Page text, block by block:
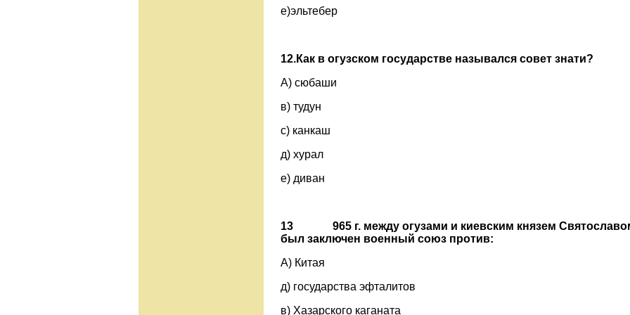
е)эльтебер
12.Как в огузском государстве назывался совет знати?
А) сюбаши
в) тудун
с) канкаш
д) хурал
е) диван
13 965 г. между огузами и киевским князем
был заключен военный союз против:
А) Китая
д) государства эфталитов
в) Хазарского каганата